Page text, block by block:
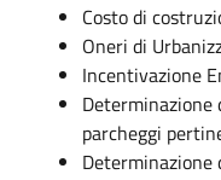
Costo di
Oneri di
Incentivazione
Determinazione
parcheggi